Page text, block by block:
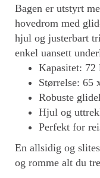
Bagen er utstyrt
hovedrom med
hjul og justerbart
enkel uansett
Kapasitet: 72
Størrelse: 65
Robuste
Hjul og
Perfekt for
En allsidig og
og romme alt du